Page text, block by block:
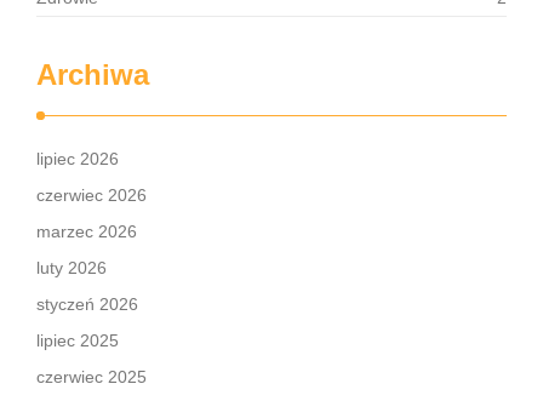
Archiwa
lipiec 2026
czerwiec 2026
marzec 2026
luty 2026
styczeń 2026
lipiec 2025
czerwiec 2025